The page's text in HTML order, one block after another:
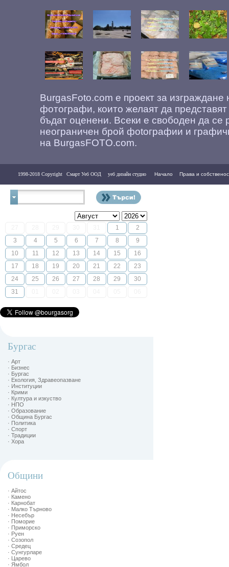
BurgasFoto.com е проект за
фотографи, които желаят да
бъдат оценени. Всеки е свободен да се
неограничен брой фоtографии и
на BurgasFOTO.com.
1998-2018 Copyright Смарт Уеб ООД уеб дизайн студио Начало Права и
1
2
3
4 5 6 7 8
9
10
11 12 13 14 15
16
17
18 19 20 21 22
23
24
25 26 27 28 29
30
31
Бургас
· Арт
· Бизнес
· Бургас
· Екология, Здравеопазване
· Институции
· Крими
· Култура и изкуство
· НПО
· Образование
· Община Бургас
· Политика
· Спорт
· Традиции
· Хора
Общини
· Айтос
· Камено
· Карнобат
· Малко Търново
· Несебър
· Поморие
· Приморско
· Руен
· Созопол
· Средец
· Сунгурларе
· Царево
· Ямбол